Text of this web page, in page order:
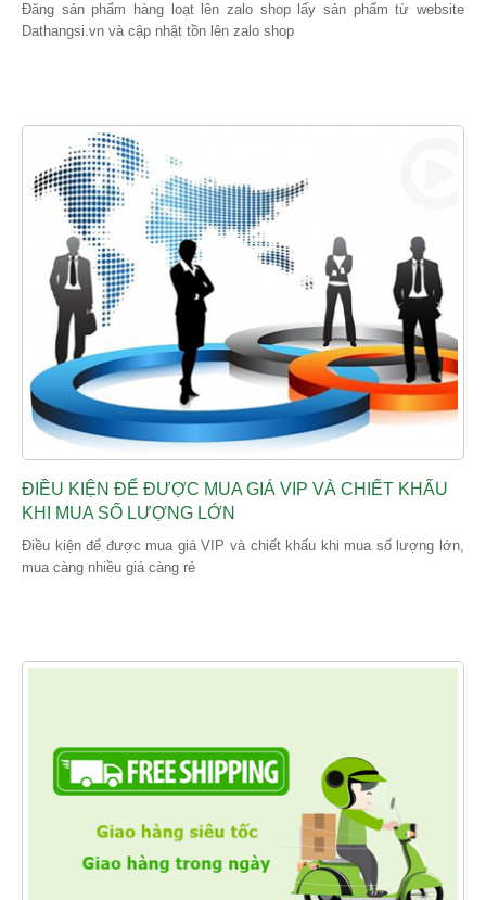
Đăng sản phẩm hàng loạt lên zalo shop lấy sản phẩm từ website
Dathangsi.vn và cập nhật tồn lên zalo shop
ĐIỀU KIỆN ĐỂ ĐƯỢC MUA GIÁ VIP VÀ CHIẾT KHẤU
KHI MUA SỐ LƯỢNG LỚN
Điều kiện để được mua giá VIP và chiết khấu khi mua số lượng lớn,
mua càng nhiều giá càng rẻ